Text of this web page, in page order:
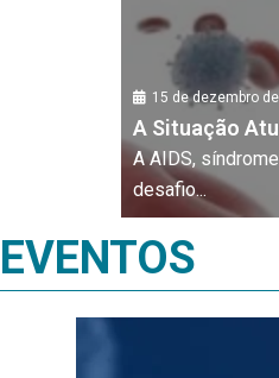
15 de dezembro
A Situação
A AIDS,
desafio...
EVENTOS